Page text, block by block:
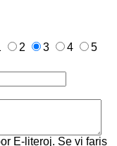
2 3 4
5
E-literoj. Se vi faris